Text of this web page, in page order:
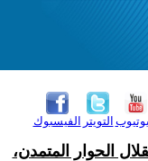
الفيسبوك التويتر
الحوار المتمدن،